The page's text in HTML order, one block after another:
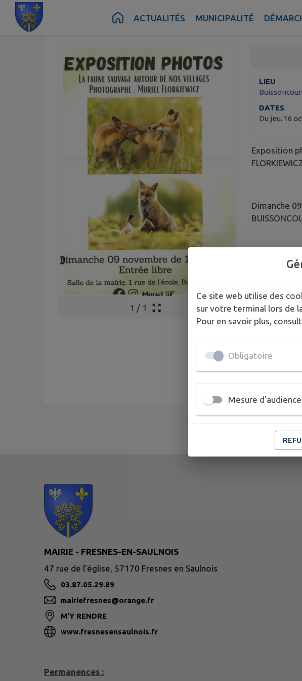
Contenu Recherche Pied de page
ACTUALITÉS MUNICIPALITÉ
16
Jeu.
au 09
1 / 1
LIEU
DATES
Du jeu. 16
Exposition
Dimanche
Entrée libre
MAIRIE - FRESNES-EN-SAULNOIS
47 rue de l'église, 57170 Fresnes en Saulnois
03.87.05.29.89
mairiefresnes@orange.fr
M'Y RENDRE
www.fresnesensaulnois.fr
Permanences :
Ce site web utilise des
sur votre terminal lors de
Pour en savoir plus,
Obligatoire
Mesure